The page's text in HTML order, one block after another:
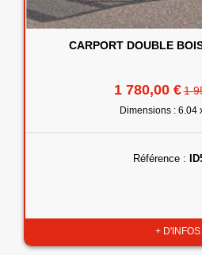
CARPORT DOUBLE
1 780,00 €1
Dimensions : 6.04
Référence :
+ D'INFOS